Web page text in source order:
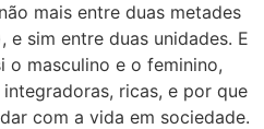
mais entre duas metades
e sim entre duas unidades. E
o masculino e o feminino,
ricas, e por que
com a vida em sociedade.